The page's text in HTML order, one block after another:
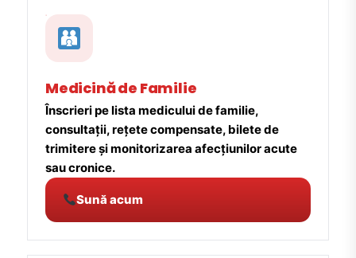
Medicină de Familie
Înscrieri pe lista medicului de familie,
consultații, rețete compensate, bilete de
trimitere și monitorizarea afecțiunilor acute
sau cronice.
Sună acum